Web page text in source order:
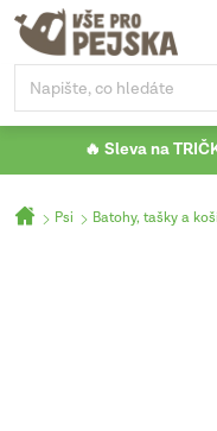
Přejít
obsah
🔥 Sleva na
Domů
Psi Batohy, tašky a